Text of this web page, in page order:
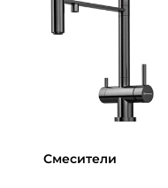
Смесители